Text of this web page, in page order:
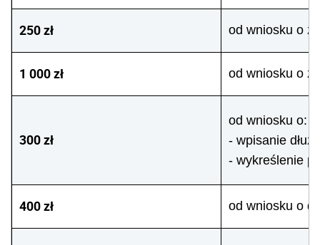
250 zł od wniosku o
1 000 zł od wniosku o
300 zł
od wniosku o:
- wpisanie
- wykreślenie
400 zł od wniosku o